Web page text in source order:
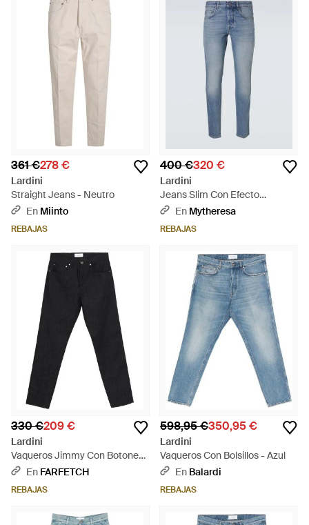
361 €278 €
Lardini
Straight Jeans - Neutro
En Miinto
REBAJAS
400 €320 €
Lardini
Jeans Slim Con Efecto
Desgastado - Azul
En Mytheresa
REBAJAS
330 €209 €
Lardini
Vaqueros Jimmy Con Botones
- Negro
En FARFETCH
REBAJAS
598,95 €350,95 €
Lardini
Vaqueros Con Bolsillos - Azul
En Balardi
REBAJAS